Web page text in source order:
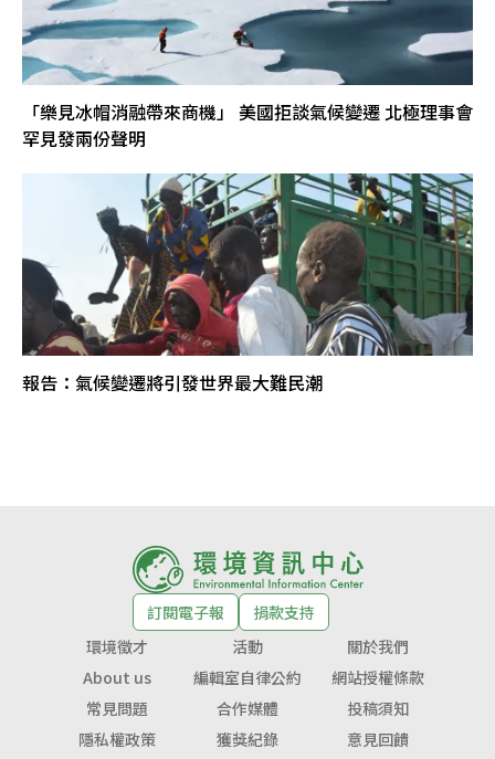
「樂見冰帽消融帶來商機」 美國拒談氣候變遷 北極理事會
罕見發兩份聲明
報告：氣候變遷將引發世界最大難民潮
訂閱電子報
捐款支持
環境徵才
活動
關於我們
About us
編輯室自律公約
網站授權條款
常見問題
合作媒體
投稿須知
隱私權政策
獲獎紀錄 意見回饋